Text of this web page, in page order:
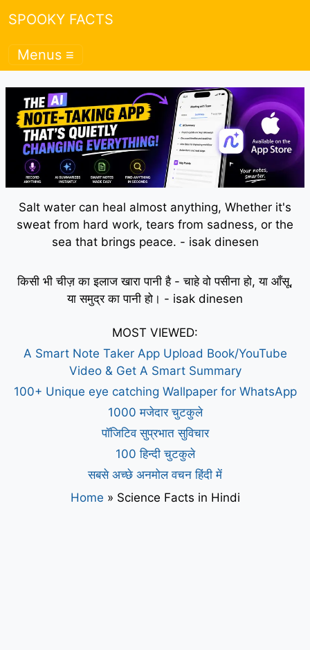
SPOOKY FACTS
Menus ≡
Salt water can heal almost anything, Whether it's
sweat from hard work, tears from sadness, or the
sea that brings peace. - isak dinesen
किसी भी चीज़ का इलाज खारा पानी है - चाहे वो पसीना हो, या आँसू,
या समुद्र का पानी हो। - isak dinesen
MOST VIEWED:
A Smart Note Taker App Upload Book/YouTube
Video & Get A Smart Summary
100+ Unique eye catching Wallpaper for WhatsApp
1000 मजेदार चुटकुले
पॉजिटिव सुप्रभात सुविचार
100 हिन्दी चुटकुले
सबसे अच्छे अनमोल वचन हिंदी में
Home » Science Facts in Hindi